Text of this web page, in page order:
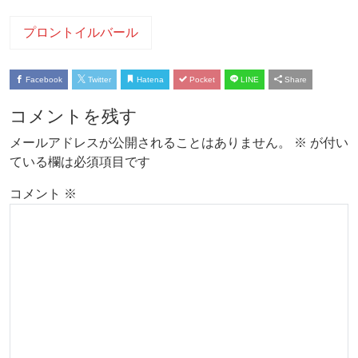
プロントイルバール
Facebook Twitter Hatena Pocket LINE Share
コメントを残す
メールアドレスが公開されることはありません。 ※ が付い
ている欄は必須項目です
コメント ※